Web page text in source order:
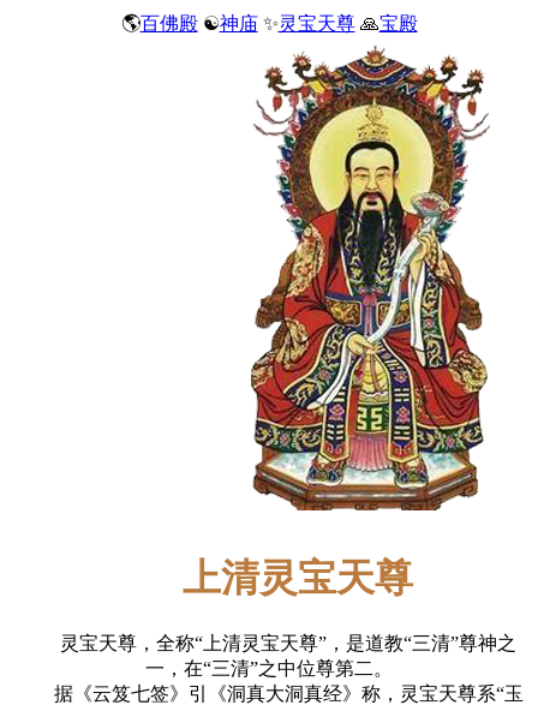
🌎百佛殿☯神庙✨灵宝天尊🙏宝殿
上清灵宝天尊
灵宝天尊，全称“上清灵宝天尊”，是道教“三清”尊神之
一，在“三清”之中位尊第二。
据《云笈七签》引《洞真大洞真经》称，灵宝天尊系“玉